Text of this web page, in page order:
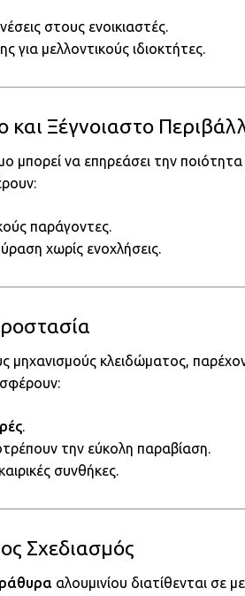
στους ενοικιαστές.
μελλοντικούς ιδιοκτήτες.
Ξέγνοιαστο
μπορεί να επηρεάσει την
παράγοντες.
χωρίς ενοχλήσεις.
μηχανισμούς κλειδώματος,
.
την εύκολη παραβίαση.
συνθήκες.
Σχεδιασμός
αλουμινίου διατίθενται σε